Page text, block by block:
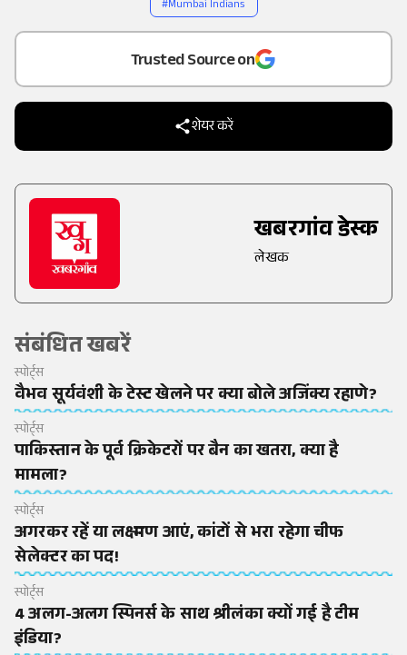
Add
as a
Trusted Source on
शेयर करें
खबरगांव डेस्क
लेखक
संबंधित खबरें
स्पोर्ट्स
वैभव सूर्यवंशी के टेस्ट खेलने पर क्या बोले अजिंक्य रहाणे?
स्पोर्ट्स
पाकिस्तान के पूर्व क्रिकेटरों पर बैन का खतरा, क्या है
मामला?
स्पोर्ट्स
अगरकर रहें या लक्ष्मण आएं, कांटों से भरा रहेगा चीफ
सेलेक्टर का पद!
स्पोर्ट्स
4 अलग-अलग स्पिनर्स के साथ श्रीलंका क्यों गई है टीम
इंडिया?
#Mumbai Indians